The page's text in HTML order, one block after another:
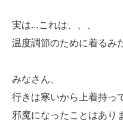
実は…これは、、、
温度調節のために着るみ
みなさん、
行きは寒いから上着持っ
邪魔になったことはあり